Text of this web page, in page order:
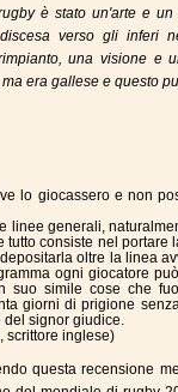
è stato un'arte e
verso gli inferi
una visione e
era gallese e questo
lo giocassero e non
linee generali,
tutto consiste nel portare
oltre la linea
ogni giocatore
suo simile cose che
giorni di prigione
del signor giudice.
scrittore inglese)
questa recensione